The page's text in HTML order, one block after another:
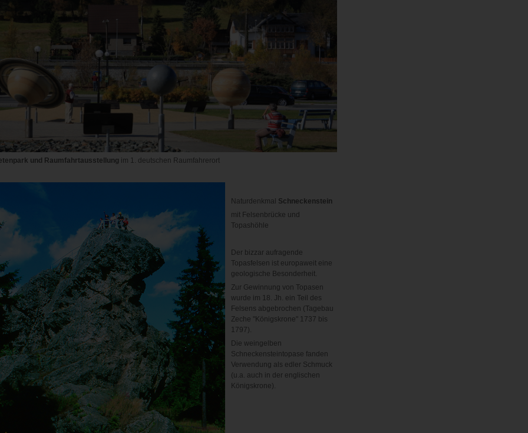
und Raumfahrtausstellung im 1. deutschen Raumfahrerort
Naturdenkmal Schneckenstein
mit Felsenbrücke und
Topashöhle
Der bizzar aufragende
Topasfelsen ist europaweit eine
geologische Besonderheit.
Zur Gewinnung von Topasen
wurde im 18. Jh. ein Teil des
Felsens abgebrochen (Tagebau
Zeche "Königskrone" 1737 bis
1797).
Die weingelben
Schneckensteintopase fanden
Verwendung als edler Schmuck
(u.a. auch in der englischen
Königskrone).